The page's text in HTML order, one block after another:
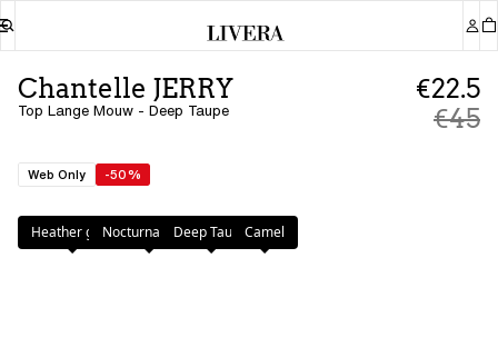
Chantelle JERRY
Top Lange Mouw - Deep Taupe
€22.5
€45
Web Only -50%
Kleur:Deep Taupe
Heather greyNocturnal BlueDeep TaupeCamel